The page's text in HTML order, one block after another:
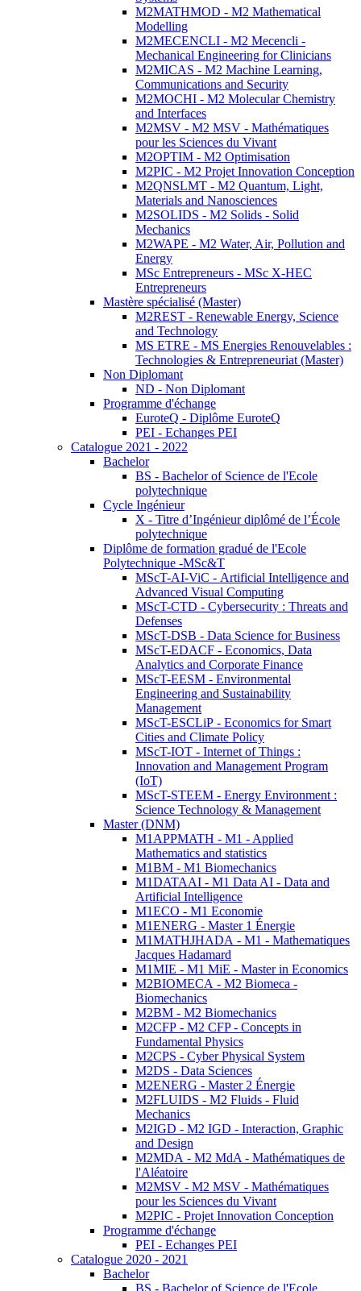
M2MATHMOD - M2 Mathematical
Modelling
M2MECENCLI - M2 Mecencli -
Mechanical Engineering for Clinicians
M2MICAS - M2 Machine Learning,
Communications and Security
M2MOCHI - M2 Molecular Chemistry
and Interfaces
M2MSV - M2 MSV - Mathématiques
pour les Sciences du Vivant
M2OPTIM - M2 Optimisation
M2PIC - M2 Projet Innovation Conception
M2QNSLMT - M2 Quantum, Light,
Materials and Nanosciences
M2SOLIDS - M2 Solids - Solid
Mechanics
M2WAPE - M2 Water, Air, Pollution and
Energy
MSc Entrepreneurs - MSc X-HEC
Entrepreneurs
Mastère spécialisé (Master)
M2REST - Renewable Energy, Science
and Technology
MS ETRE - MS Energies Renouvelables :
Technologies & Entrepreneuriat (Master)
Non Diplomant
ND - Non Diplomant
Programme d'échange
EuroteQ - Diplôme EuroteQ
PEI - Echanges PEI
Catalogue 2021 - 2022
Bachelor
BS - Bachelor of Science de l'Ecole
polytechnique
Cycle Ingénieur
X - Titre d’Ingénieur diplômé de l’École
polytechnique
Diplôme de formation gradué de l'Ecole
Polytechnique -MSc&T
MScT-AI-ViC - Artificial Intelligence and
Advanced Visual Computing
MScT-CTD - Cybersecurity : Threats and
Defenses
MScT-DSB - Data Science for Business
MScT-EDACF - Economics, Data
Analytics and Corporate Finance
MScT-EESM - Environmental
Engineering and Sustainability
Management
MScT-ESCLiP - Economics for Smart
Cities and Climate Policy
MScT-IOT - Internet of Things :
Innovation and Management Program
(IoT)
MScT-STEEM - Energy Environment :
Science Technology & Management
Master (DNM)
M1APPMATH - M1 - Applied
Mathematics and statistics
M1BM - M1 Biomechanics
M1DATAAI - M1 Data AI - Data and
Artificial Intelligence
M1ECO - M1 Economie
M1ENERG - Master 1 Énergie
M1MATHJHADA - M1 - Mathematiques
Jacques Hadamard
M1MIE - M1 MiE - Master in Economics
M2BIOMECA - M2 Biomeca -
Biomechanics
M2BM - M2 Biomechanics
M2CFP - M2 CFP - Concepts in
Fundamental Physics
M2CPS - Cyber Physical System
M2DS - Data Sciences
M2ENERG - Master 2 Énergie
M2FLUIDS - M2 Fluids - Fluid
Mechanics
M2IGD - M2 IGD - Interaction, Graphic
and Design
M2MDA - M2 MdA - Mathématiques de
l'Aléatoire
M2MSV - M2 MSV - Mathématiques
pour les Sciences du Vivant
M2PIC - Projet Innovation Conception
Programme d'échange
PEI - Echanges PEI
Catalogue 2020 - 2021
Bachelor
BS - Bachelor of Science de l'Ecole